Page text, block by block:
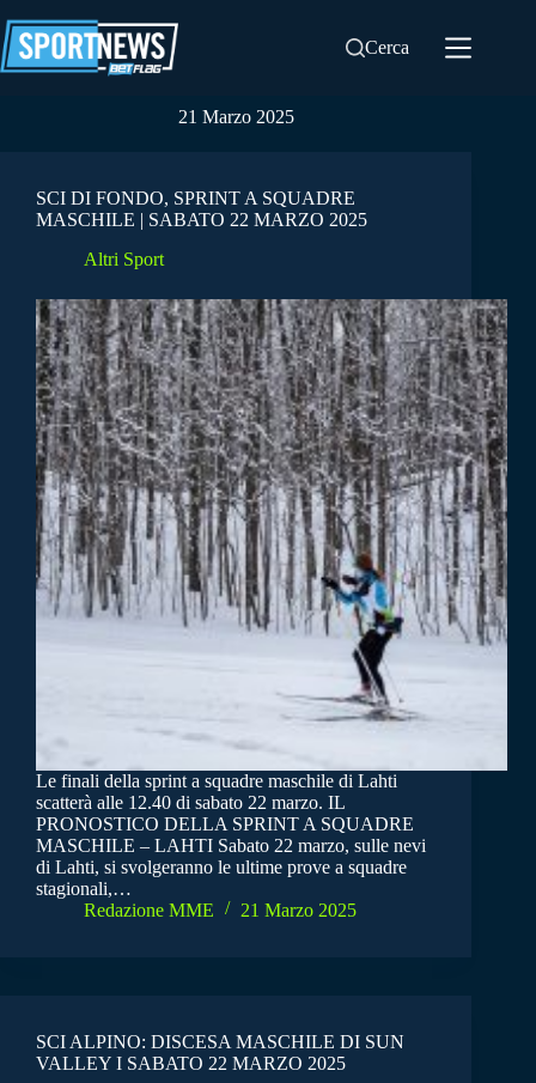
al
contenuto
Cerca
21 Marzo 2025
SCI DI FONDO, SPRINT A SQUADRE
MASCHILE | SABATO 22 MARZO 2025
Altri Sport
Le finali della sprint a squadre maschile di Lahti
scatterà alle 12.40 di sabato 22 marzo. IL
PRONOSTICO DELLA SPRINT A SQUADRE
MASCHILE – LAHTI Sabato 22 marzo, sulle nevi
di Lahti, si svolgeranno le ultime prove a squadre
stagionali,…
Redazione MME
21 Marzo 2025
SCI ALPINO: DISCESA MASCHILE DI SUN
VALLEY I SABATO 22 MARZO 2025